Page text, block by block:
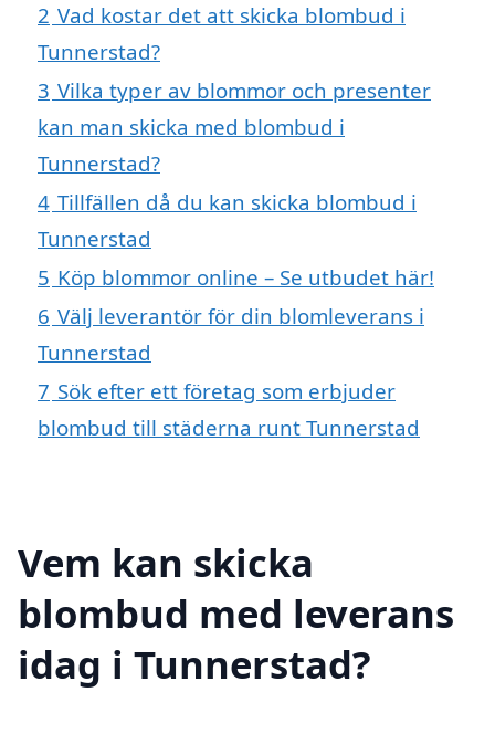
2 Vad kostar det att skicka blombud i
Tunnerstad?
3 Vilka typer av blommor och presenter
kan man skicka med blombud i
Tunnerstad?
4 Tillfällen då du kan skicka blombud i
Tunnerstad
5 Köp blommor online – Se utbudet här!
6 Välj leverantör för din blomleverans i
Tunnerstad
7 Sök efter ett företag som erbjuder
blombud till städerna runt Tunnerstad
Vem kan skicka
blombud med leverans
idag i Tunnerstad?